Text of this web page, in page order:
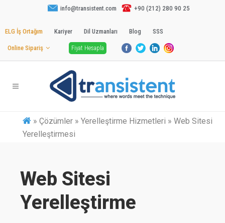
info@transistent.com +90 (212) 280 90 25
ELG İş Ortağım Kariyer Dil Uzmanları Blog SSS
Online Sipariş Fiyat Hesapla
» Çözümler » Yerelleştirme Hizmetleri » Web Sitesi
Yerelleştirmesi
Web Sitesi
Yerelleştirme